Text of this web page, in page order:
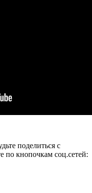
поделиться с
по кнопочкам соц.сетей: